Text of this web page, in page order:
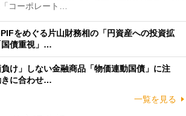
コーポレート…
をめぐる片山財務相の「円資産への投資拡
債重視」…
け」しない金融商品「物価連動国債」に注
に合わせ…
一覧を見る